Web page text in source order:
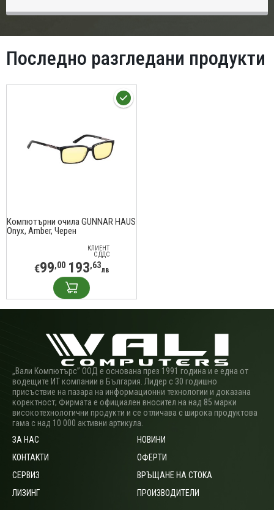
Последно разгледани продукти
Компютърни очила GUNNAR HAUS
Onyx, Amber, Черен
КЛИЕНТ
С ДДС
€99,00 193,63лв
„Вали Компютърс” ООД е основана през 1991 година и е една от
водещите ИТ компании в България. Лидер с 30 годишно
присъствие на пазара на информационни технологии и доказана
коректност; Фирмата е официален вносител на над 85 марки
високотехнологични продукти и се отличава с широка продуктова
гама с над 10 000 активни артикула.
ЗА НАС
КОНТАКТИ
СЕРВИЗ
ЛИЗИНГ
НОВИНИ
ОФЕРТИ
ВРЪЩАНЕ НА СТОКА
ПРОИЗВОДИТЕЛИ